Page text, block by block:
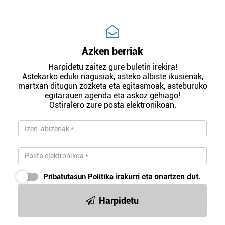
Azken berriak
Harpidetu zaitez gure buletin irekira!
Astekarko eduki nagusiak, asteko albiste ikusienak,
martxan ditugun zozketa eta egitasmoak, asteburuko
egitarauen agenda eta askoz gehiago!
Ostiralero zure posta elektronikoan.
Pribatutasun Politika irakurri eta onartzen dut.
Harpidetu